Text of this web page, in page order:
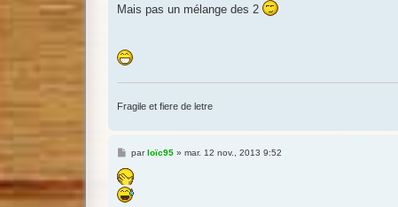
Mais pas un mélange des 2
Fragile et fiere de letre
M
s
s
a
g
parloïc95» mar. 12 nov., 2013 9:52